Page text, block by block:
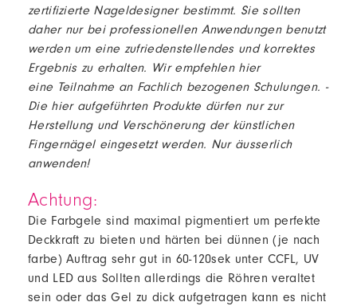
zertifizierte Nageldesigner bestimmt. Sie sollten
daher nur bei professionellen Anwendungen benutzt
werden um eine zufriedenstellendes und korrektes
Ergebnis zu erhalten. Wir empfehlen hier
eine Teilnahme an Fachlich bezogenen Schulungen. -
Die hier aufgeführten Produkte dürfen nur zur
Herstellung und Verschönerung der künstlichen
Fingernägel eingesetzt werden. Nur äusserlich
anwenden!
Achtung:
Die Farbgele sind maximal pigmentiert um perfekte
Deckkraft zu bieten und härten bei dünnen (je nach
farbe) Auftrag sehr gut in 60-120sek unter CCFL, UV
und LED aus Sollten allerdings die Röhren veraltet
sein oder das Gel zu dick aufgetragen kann es nicht